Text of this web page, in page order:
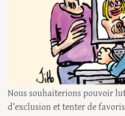
Nous souhaiterions pouvoir
d’exclusion et tenter de